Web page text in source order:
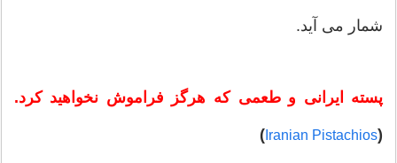
شمار می آید.
پسته ایرانی و طعمی که هرگز فراموش نخواهید کرد.
(
Iranian Pistachios
)